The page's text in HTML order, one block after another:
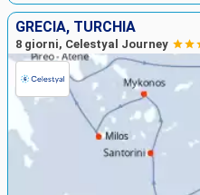
GRECIA, TURCHIA
8 giorni, Celestyal Journey